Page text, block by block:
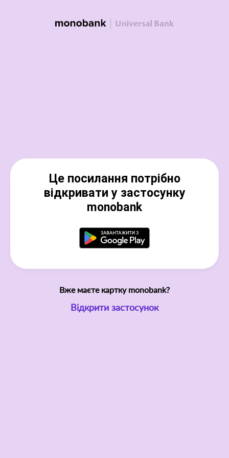
Це посилання потрібно
відкривати у застосунку
monobank
Вже маєте картку monobank?
Відкрити застосунок